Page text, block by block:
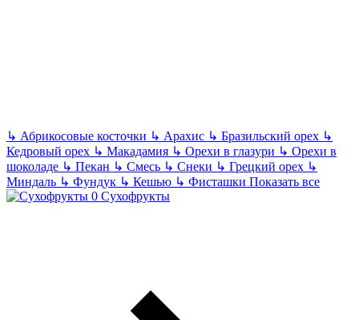
↳ Абрикосовые косточки ↳ Арахис ↳ Бразильский орех ↳
Кедровый орех ↳ Макадамия ↳ Орехи в глазури ↳ Орехи в
шоколаде ↳ Пекан ↳ Смесь ↳ Снеки ↳ Грецкий орех ↳
Миндаль ↳ Фундук ↳ Кешью ↳ Фисташки Показать все
Сухофрукты